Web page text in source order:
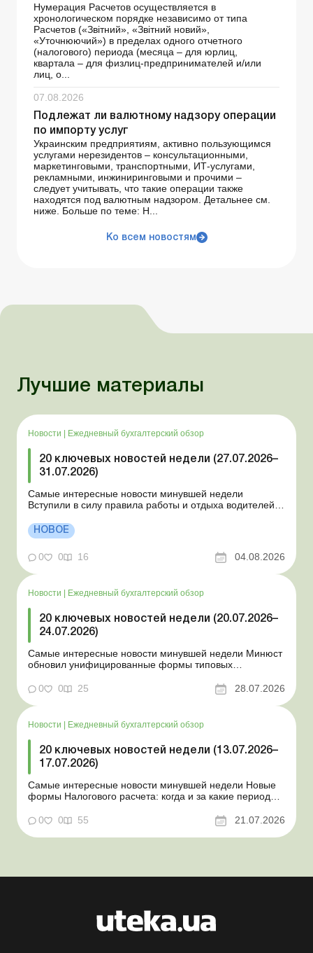
Нумерация Расчетов осуществляется в
хронологическом порядке независимо от типа
Расчетов («Звітний», «Звітний новий»,
«Уточнюючий») в пределах одного отчетного
(налогового) периода (месяца – для юрлиц,
квартала – для физлиц-предпринимателей и/или
лиц, о...
07.08.2026
Подлежат ли валютному надзору операции
по импорту услуг
Украинским предприятиям, активно пользующимся
услугами нерезидентов – консультационными,
маркетинговыми, транспортными, ИТ-услугами,
рекламными, инжиниринговыми и прочими –
следует учитывать, что такие операции также
находятся под валютным надзором. Детальнее см.
ниже. Больше по теме: Н...
Ко всем новостям
Лучшие материалы
Новости | Ежедневный бухгалтерский обзор
20 ключевых новостей недели (27.07.2026–
31.07.2026)
Самые интересные новости минувшей недели
Вступили в силу правила работы и отдыха водителей
положении Для сельхозпредприятий и ФЛП введены
новые разовые статистические формы Со 2 августа
изменяется порядок зачисления отдельных периодов
работы в стр...
НОВОЕ
0 0 16 04.08.2026
Новости | Ежедневный бухгалтерский обзор
20 ключевых новостей недели (20.07.2026–
24.07.2026)
Самые интересные новости минувшей недели Минюст
обновил унифицированные формы типовых
новость о создании координационного центра по
статус «в розыске»: что нужно знать работодателям
Закон о ВПЛ: ка...
0 0 25 28.07.2026
Новости Ежедневный бухгалтерский обзор
20 ключевых новостей недели (13.07.2026–
17.07.2026)
Самые интересные новости минувшей недели Новые
формы Налогового расчета: когда и за какие периоды
переоформления отсрочки от призыва во время
Координационный центр по организации
0 0 55 21.07.2026